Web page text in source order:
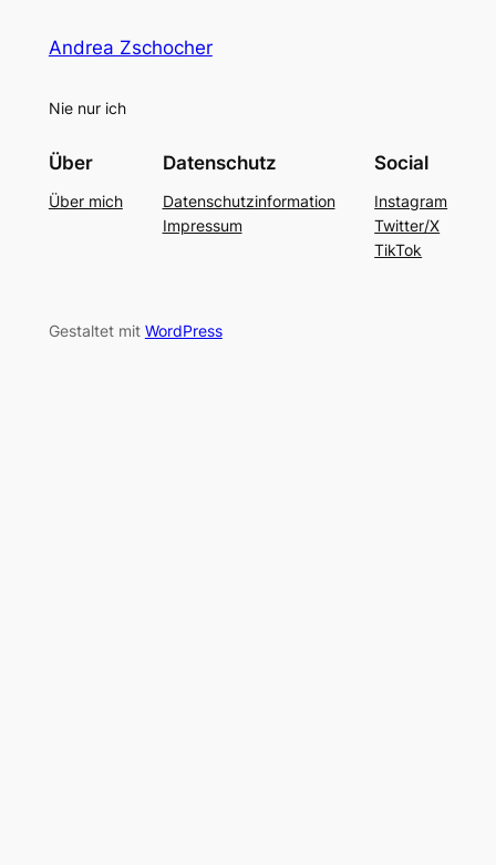
Andrea Zschocher
Nie nur ich
Über
Über mich
Datenschutz
Datenschutzinformation
Impressum
Social
Instagram
Twitter/X
TikTok
Gestaltet mit WordPress